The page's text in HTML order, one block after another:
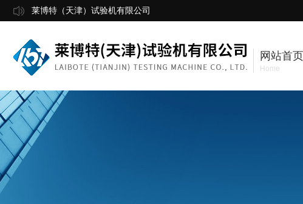
莱博特（天津）试验机有限公司
网站首页
Home